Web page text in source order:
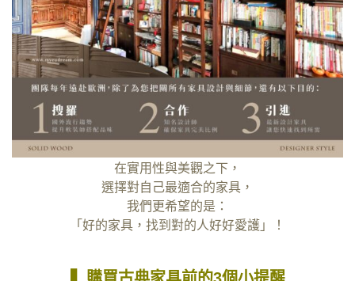
在實用性與美觀之下，
選擇對自己最適合的家具，
我們更希望的是：
「好的家具，找到對的人好好愛護」！
▍購買古典家具前的3個小提醒